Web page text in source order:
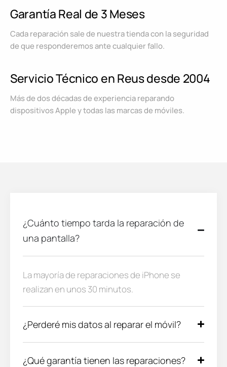
Garantía Real de 3 Meses
Cada reparación sale de nuestra tienda con la seguridad
de que responderemos ante cualquier fallo.
Servicio Técnico en Reus desde 2004
Más de dos décadas de experiencia reparando
dispositivos Apple y todas las marcas de móviles.
¿Cuánto tiempo tarda la reparación de
una pantalla?
La mayoría de reparaciones de iPhone se
realizan en unos 30 minutos.
¿Perderé mis datos al reparar el móvil?
¿Qué garantía tienen las reparaciones?